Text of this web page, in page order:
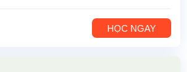
HỌC NGAY